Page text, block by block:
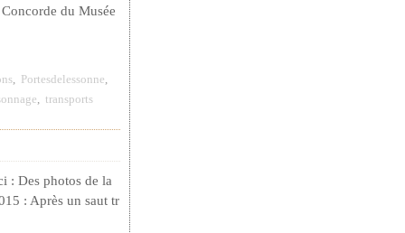
du Musée
, Portesdelessonne,
, transports
: Des photos de la
: Après un saut tr